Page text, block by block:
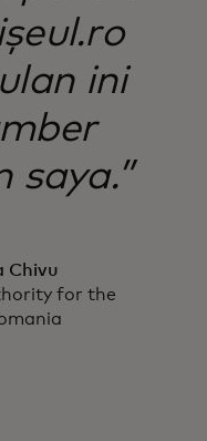
ini
saya.”
Chivu
for the